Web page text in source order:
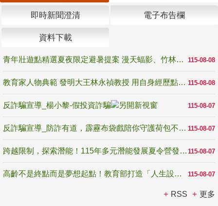
即時新聞澄清 電子布告欄
資料下載
115-08-08
青年壯遊點精選夏夜限定避暑提案 漫天蝠影、竹林尋蛙、茶香夜觀 邀青年暮色出發
115-08-08
教育家人物典範 發明大王林永禎教授 用自身經歷點亮學生的路
115-08-07
反詐騙宣導_楊小黎-假投資詐騙
115-08-07
反詐騙宣導_防詐有道，霹靂布袋戲陪你守護荷包不受騙
115-08-07
跨越限制，探索潛能！115年多元潛能發展夏令營發掘生命無限可能
115-08-07
高齡不是終點而是夢想起點！教育部打造「人生設計夢工場」 參展第3屆高齡健康產業博覽會
RSS 更多